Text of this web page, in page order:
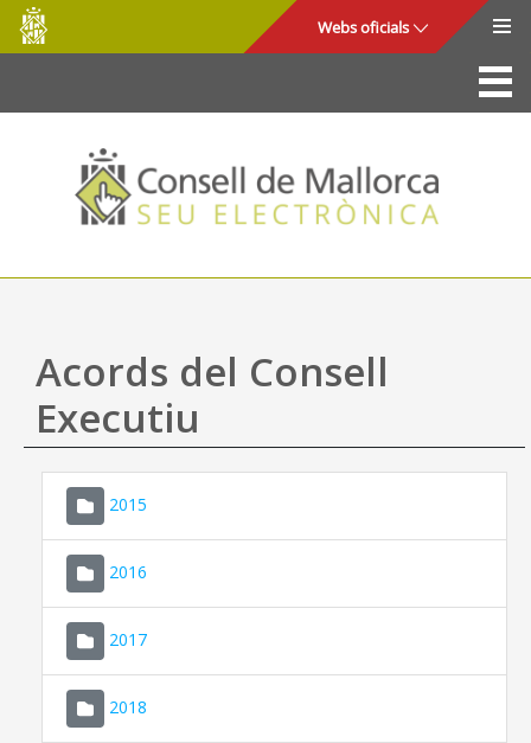
Salta al contingut principal
Consell
de
Mallorca
Webs oficials
La Seu
Consell de Mallorca
Accés i seguretat
Utilitats
Ajuda
Acords del Consell
Executiu
2015
2016
2017
2018